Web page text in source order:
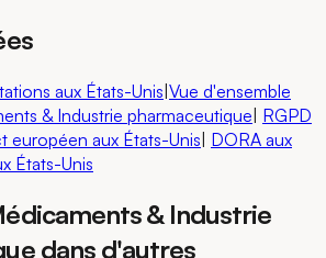
aux États-Unis|Vue d'ensemble
& Industrie pharmaceutique| RGPD
européen aux États-Unis| DORA aux
États-Unis
& Industrie
dans d'autres